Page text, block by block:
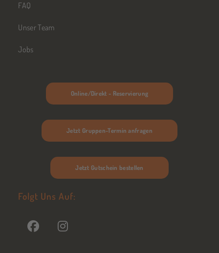
FAQ
Unser Team
Jobs
Online/Direkt - Reservierung
Jetzt Gruppen-Termin anfragen
Jetzt Gutschein bestellen
Folgt Uns Auf: